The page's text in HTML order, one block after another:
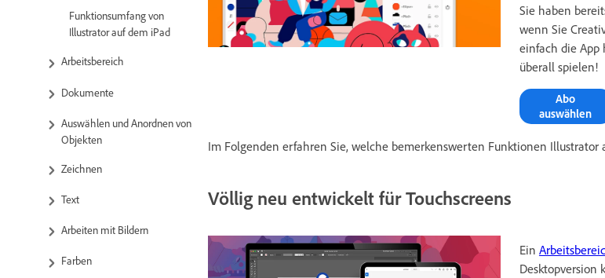
Funktionsumfang von
Illustrator auf dem iPad
Arbeitsbereich
Dokumente
Auswählen und Anordnen von
Objekten
Zeichnen
Text
Arbeiten mit Bildern
Farben
Sie haben
wenn Sie
einfach die App
überall spielen!
Abo
auswählen
Im Folgenden erfahren Sie, welche bemerkenswerten Funktionen Illustrator
Völlig neu entwickelt für Touchscreens
Ein
Desktopversion